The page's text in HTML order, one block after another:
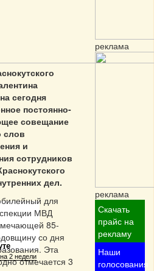
2 недели
сегодня
постоянно-
совещание
слов
и
сотрудников
дел.
для
МВД
85-
со дня
Эта
отмечается 3
реклама
реклама
Скачать
прайс на
рекламу
Наши
голосования